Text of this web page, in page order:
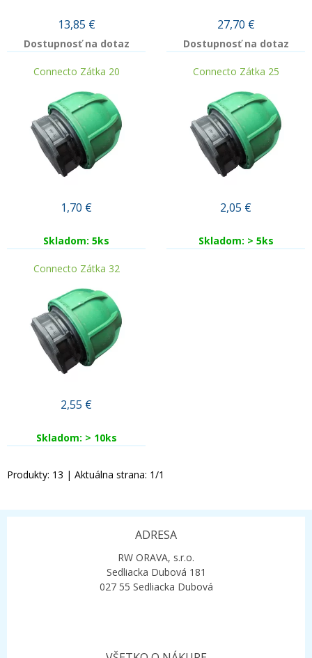
13,85 €
Dostupnosť na dotaz
27,70 €
Dostupnosť na dotaz
Connecto Zátka 20
1,70 €
Skladom: 5ks
Connecto Zátka 25
2,05 €
Skladom: > 5ks
Connecto Zátka 32
2,55 €
Skladom: > 10ks
Produkty: 13 | Aktuálna strana: 1/1
ADRESA
RW ORAVA, s.r.o.
Sedliacka Dubová 181
027 55 Sedliacka Dubová